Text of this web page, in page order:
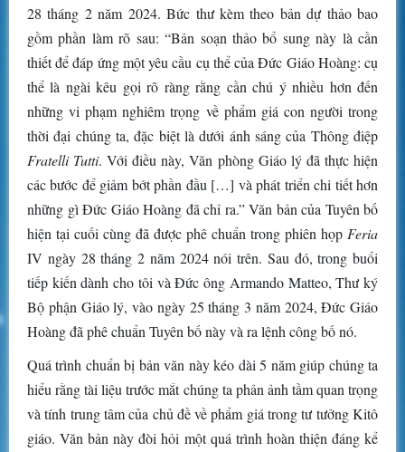
28 tháng 2 năm 2024. Bức thư kèm theo bản dự thảo bao
gồm phần làm rõ sau: “Bản soạn thảo bổ sung này là cần
thiết để đáp ứng một yêu cầu cụ thể của Đức Giáo Hoàng: cụ
thể là ngài kêu gọi rõ ràng rằng cần chú ý nhiều hơn đến
những vi phạm nghiêm trọng về phẩm giá con người trong
thời đại chúng ta, đặc biệt là dưới ánh sáng của Thông điệp
Fratelli Tutti. Với điều này, Văn phòng Giáo lý đã thực hiện
các bước để giảm bớt phần đầu […] và phát triển chi tiết hơn
những gì Đức Giáo Hoàng đã chỉ ra.” Văn bản của Tuyên bố
hiện tại cuối cùng đã được phê chuẩn trong phiên họp Feria
IV ngày 28 tháng 2 năm 2024 nói trên. Sau đó, trong buổi
tiếp kiến dành cho tôi và Đức ông Armando Matteo, Thư ký
Bộ phận Giáo lý, vào ngày 25 tháng 3 năm 2024, Đức Giáo
Hoàng đã phê chuẩn Tuyên bố này và ra lệnh công bố nó.
Quá trình chuẩn bị bản văn này kéo dài 5 năm giúp chúng ta
hiểu rằng tài liệu trước mắt chúng ta phản ảnh tầm quan trọng
và tính trung tâm của chủ đề về phẩm giá trong tư tưởng Kitô
giáo. Văn bản này đòi hỏi một quá trình hoàn thiện đáng kể